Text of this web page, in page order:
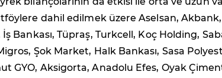
dahil edilmek üzere Aselsan, Akbank,
Bankası, Tüpraş, Turkcell, Koç Holding,
Şok Market, Halk Bankası, Sasa
GYO, Aksigorta, Anadolu Efes, Oyak